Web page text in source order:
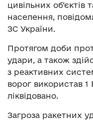
цивільних об’єктів
населення,
ЗС України.
Протягом доби
удари, а також
з реактивних
ворог використав
ліквідовано.
Загроза ракетних